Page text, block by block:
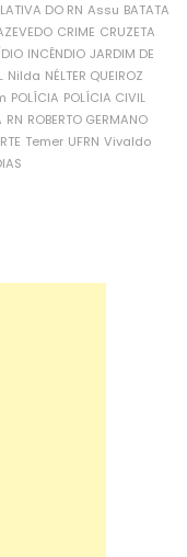
DO RN Assu BATATA
CRIME CRUZETA
INCÊNDIO JARDIM DE
Nilda NÉLTER QUEIROZ
POLÍCIA POLÍCIA CIVIL
RN ROBERTO GERMANO
Temer UFRN Vivaldo